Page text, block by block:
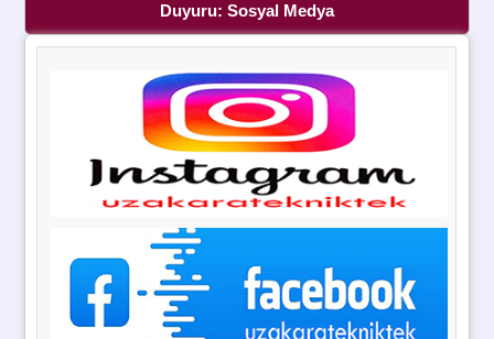
Duyuru: Sosyal Medya